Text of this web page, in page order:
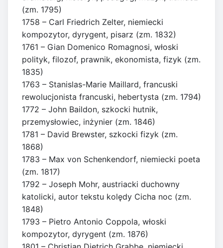
(zm. 1795)
1758 – Carl Friedrich Zelter, niemiecki
kompozytor, dyrygent, pisarz (zm. 1832)
1761 – Gian Domenico Romagnosi, włoski
polityk, filozof, prawnik, ekonomista, fizyk (zm.
1835)
1763 – Stanislas-Marie Maillard, francuski
rewolucjonista francuski, hebertysta (zm. 1794)
1772 – John Baildon, szkocki hutnik,
przemysłowiec, inżynier (zm. 1846)
1781 – David Brewster, szkocki fizyk (zm.
1868)
1783 – Max von Schenkendorf, niemiecki poeta
(zm. 1817)
1792 – Joseph Mohr, austriacki duchowny
katolicki, autor tekstu kolędy Cicha noc (zm.
1848)
1793 – Pietro Antonio Coppola, włoski
kompozytor, dyrygent (zm. 1876)